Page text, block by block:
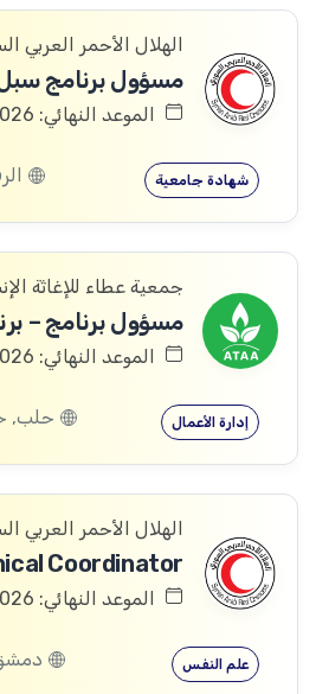
الهلال الأحمر العربي
مسؤول برنامج
الموعد النهائي: 10/08/2026
شهادة جامعية
جمعية عطاء للإغاثة
مسؤول برنامج –
الموعد النهائي: 10/08/2026
إدارة الأعمال حلب,
الهلال الأحمر العربي
الموعد النهائي: 10/08/2026
علم النفس